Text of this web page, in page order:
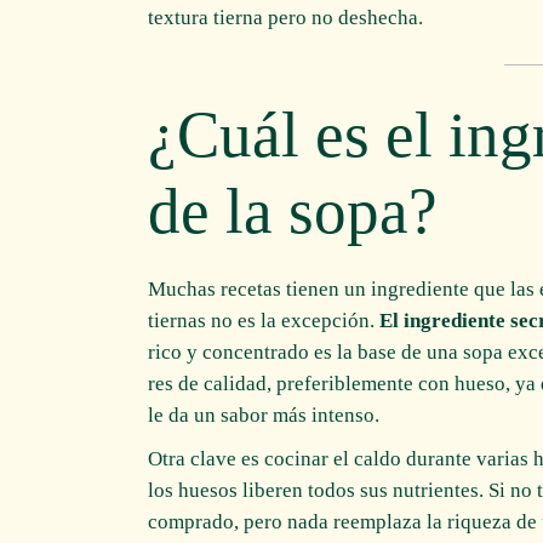
textura tierna pero no deshecha.
¿Cuál es el
de la sopa?
Muchas recetas tienen un ingrediente que
tiernas no es la excepción. El ingrediente
rico y concentrado es la base de una sopa
res de calidad, preferiblemente con hueso,
le da un sabor más intenso.
Otra clave es cocinar el caldo durante varias
los huesos liberen todos sus nutrientes. Si
comprado, pero nada reemplaza la riqueza